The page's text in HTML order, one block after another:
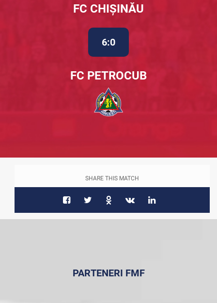
FC CHIȘINĂU
6:0
FC PETROCUB
SHARE THIS MATCH
PARTENERI FMF